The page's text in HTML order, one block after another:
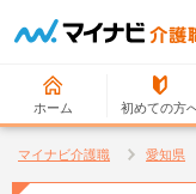
ホーム 初めての方
マイナビ介護職 愛知県